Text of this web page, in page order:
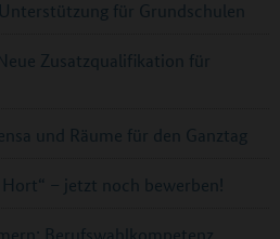
für Grundschulen
Zusatzqualifikation für
und Räume für den Ganztag
Hort“ – jetzt noch bewerben!